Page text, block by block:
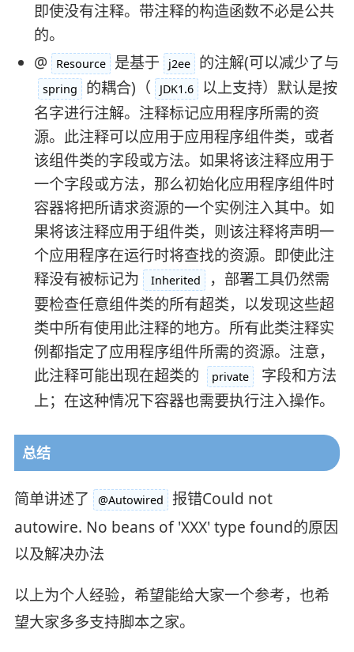
即使没有注释。带注释的构造函数不必是公共
的。
@
Resource 是基于 j2ee 的注解(可以减少了与
spring 的耦合)（ JDK1.6
以上支持）默认是按
名字进行注解。注释标记应用程序所需的资
源。此注释可以应用于应用程序组件类，或者
该组件类的字段或方法。如果将该注释应用于
一个字段或方法，那么初始化应用程序组件时
容器将把所请求资源的一个实例注入其中。如
果将该注释应用于组件类，则该注释将声明一
个应用程序在运行时将查找的资源。即使此注
释没有被标记为
Inherited
，部署工具仍然需
要检查任意组件类的所有超类，以发现这些超
类中所有使用此注释的地方。所有此类注释实
例都指定了应用程序组件所需的资源。注意，
此注释可能出现在超类的
private
字段和方法
上；在这种情况下容器也需要执行注入操作。
总结
简单讲述了 @Autowired
报错Could not
autowire. No beans of 'XXX' type found的原因
以及解决办法
以上为个人经验，希望能给大家一个参考，也希
望大家多多支持脚本之家。